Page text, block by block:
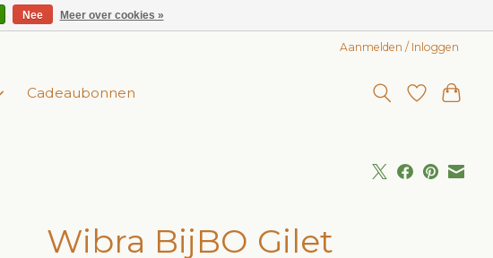
Aanmelden / Inloggen
Cadeaubonnen
Wibra BijBO Gilet
Nee Meer over cookies »